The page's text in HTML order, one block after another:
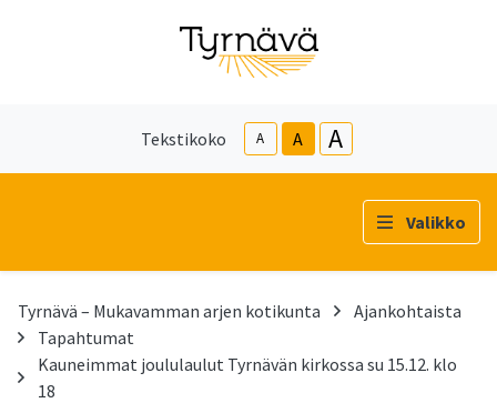
Tekstikoko A A A
Valikko
Tyrnävä – Mukavamman arjen kotikunta
Ajankohtaista
Tapahtumat
Kauneimmat joululaulut Tyrnävän kirkossa su 15.12. klo
18